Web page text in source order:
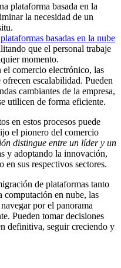
plataforma basada en la
la necesidad de un
plataformas basadas en la nube
que el personal trabaje
momento.
comercio electrónico, las
escalabilidad. Pueden
cambiantes de la empresa,
utilicen de forma eficiente.
en estos procesos puede
el pionero del comercio
distingue entre un líder y un
y adoptando la innovación,
en sus respectivos sectores.
de plataformas tanto
computación en nube, las
por el panorama
Pueden tomar decisiones
definitiva, seguir creciendo y